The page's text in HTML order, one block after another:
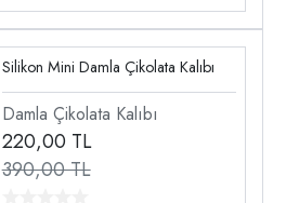
Silikon Mini Damla Çikolata Kalıbı
Damla Çikolata Kalıbı
220,00 TL
390,00 TL